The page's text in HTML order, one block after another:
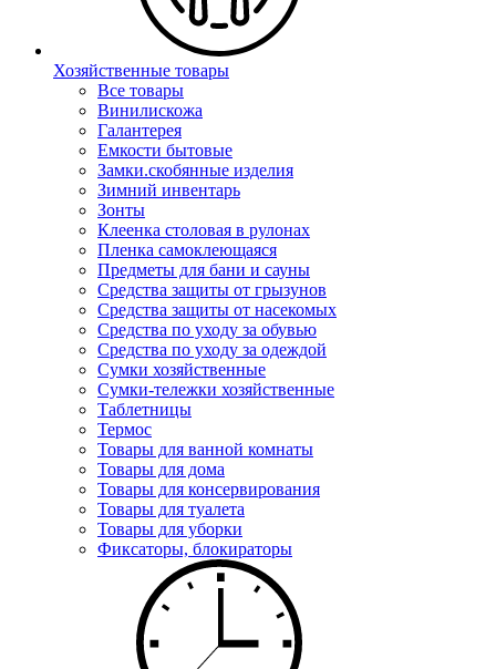
Хозяйственные товары
Все товары
Винилискожа
Галантерея
Емкости бытовые
Замки.скобянные изделия
Зимний инвентарь
Зонты
Клеенка столовая в рулонах
Пленка самоклеющаяся
Предметы для бани и сауны
Средства защиты от грызунов
Средства защиты от насекомых
Средства по уходу за обувью
Средства по уходу за одеждой
Сумки хозяйственные
Сумки-тележки хозяйственные
Таблетницы
Термос
Товары для ванной комнаты
Товары для дома
Товары для консервирования
Товары для туалета
Товары для уборки
Фиксаторы, блокираторы